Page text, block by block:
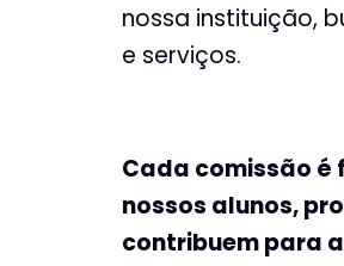
nossa instituição,
e serviços.
Cada comissão
nossos alunos,
contribuem para